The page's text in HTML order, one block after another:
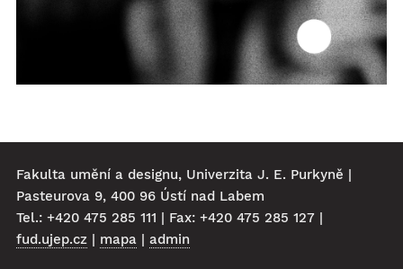
Fakulta umění a designu, Univerzita J. E. Purkyně |
Pasteurova 9, 400 96 Ústí nad Labem
Tel.: +420 475 285 111 | Fax: +420 475 285 127 |
fud.ujep.cz | mapa | admin